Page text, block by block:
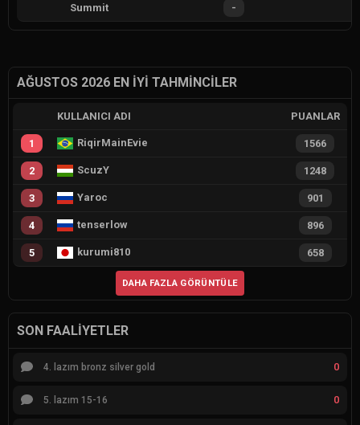
Summit -
AĞUSTOS 2026 EN İYI TAHMINCILER
KULLANICI ADI PUANLAR
1 RiqirMainEvie 1566
2 ScuzY 1248
3 Yaroc 901
4 tenserlow 896
5 kurumi810 658
DAHA FAZLA GÖRÜNTÜLE
SON FAALIYETLER
4. lazım bronz silver gold 0
5. lazım 15-16 0